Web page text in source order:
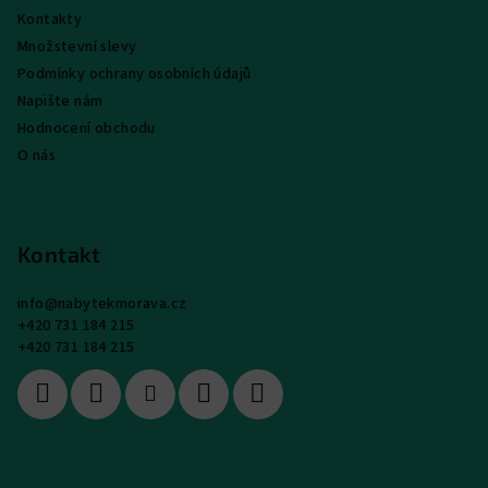
Kontakty
Množstevní slevy
Podmínky ochrany osobních údajů
Napište nám
Hodnocení obchodu
O nás
Kontakt
info@nabytekmorava.cz
+420 731 184 215
+420 731 184 215